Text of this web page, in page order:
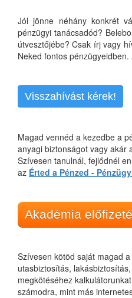
Jól jönne néhány konkrét
pénzügyi tanácsadód?
útvesztőjébe? Csak írj vagy
Neked fontos
Visszahívást kérek!
Magad vennéd a kezedbe a
anyagi biztonságot vagy akár
Szívesen tanulnál, fejlődnél
az Érted a Pénzed -
Akadémia
Szívesen kötöd saját magad
utasbiztosítás,
megkötéséhez
számodra, mint más